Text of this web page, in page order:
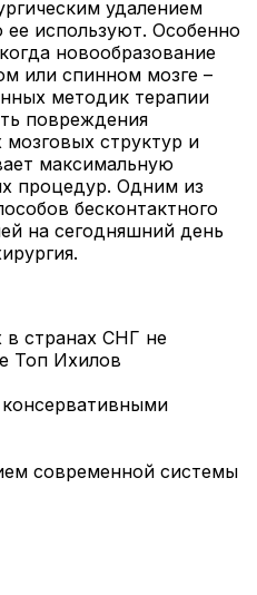
удалением
ее используют. Особенно
новообразование
или спинном мозге –
методик терапии
повреждения
структур и
максимальную
процедур. Одним из
бесконтактного
на сегодняшний день
в странах СНГ не
Топ Ихилов
консервативными
современной системы